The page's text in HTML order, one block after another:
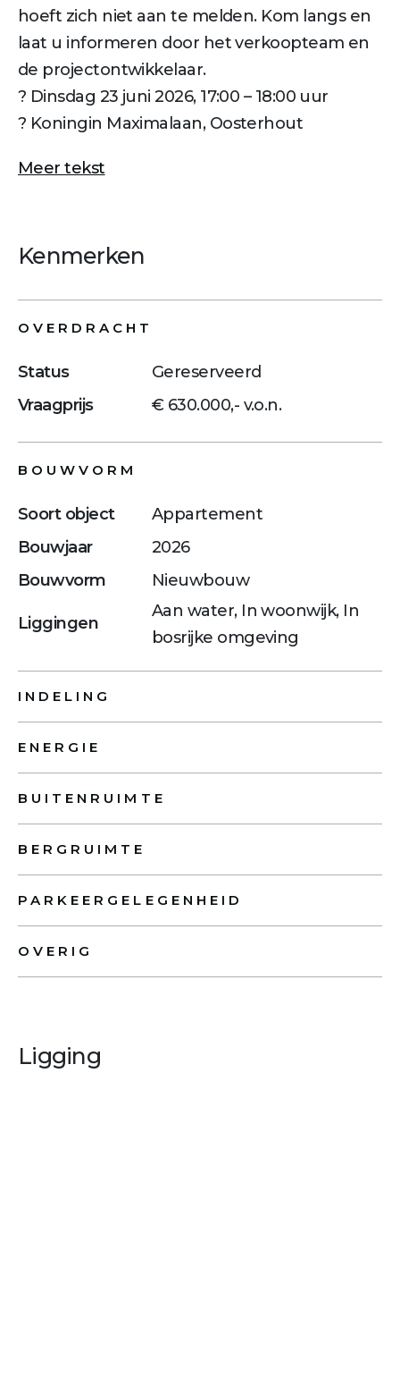
hoeft zich niet aan te melden. Kom langs en
laat u informeren door het verkoopteam en
de projectontwikkelaar.
? Dinsdag 23 juni 2026, 17:00 – 18:00 uur
? Koningin Maximalaan, Oosterhout
Meer tekst
Kenmerken
OVERDRACHT
Status
Gereserveerd
Vraagprijs
€ 630.000,- v.o.n.
BOUWVORM
Soort object
Appartement
Bouwjaar
2026
Bouwvorm
Nieuwbouw
Liggingen
Aan water, In woonwijk, In
bosrijke omgeving
INDELING
ENERGIE
BUITENRUIMTE
BERGRUIMTE
PARKEERGELEGENHEID
OVERIG
Ligging